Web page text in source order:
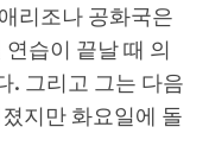
리조나 공화국은
습이 끝날 때 의
. 그리고 그는 다음
지만 화요일에 돌